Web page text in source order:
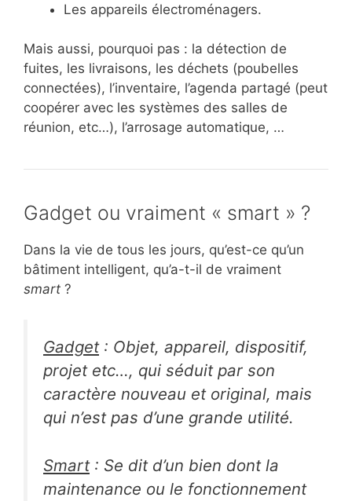
Les appareils électroménagers.
Mais aussi, pourquoi pas : la détection de
fuites, les livraisons, les déchets (poubelles
connectées), l’inventaire, l’agenda partagé (peut
coopérer avec les systèmes des salles de
réunion, etc…), l’arrosage automatique, …
Gadget ou vraiment « smart » ?
Dans la vie de tous les jours, qu’est-ce qu’un
bâtiment intelligent, qu’a-t-il de vraiment
smart ?
Gadget: Objet, appareil, dispositif,
projet etc…, qui séduit par son
caractère nouveau et original, mais
qui n’est pas d’une grande utilité.
Smart: Se dit d’un bien dont la
maintenance ou le fonctionnement